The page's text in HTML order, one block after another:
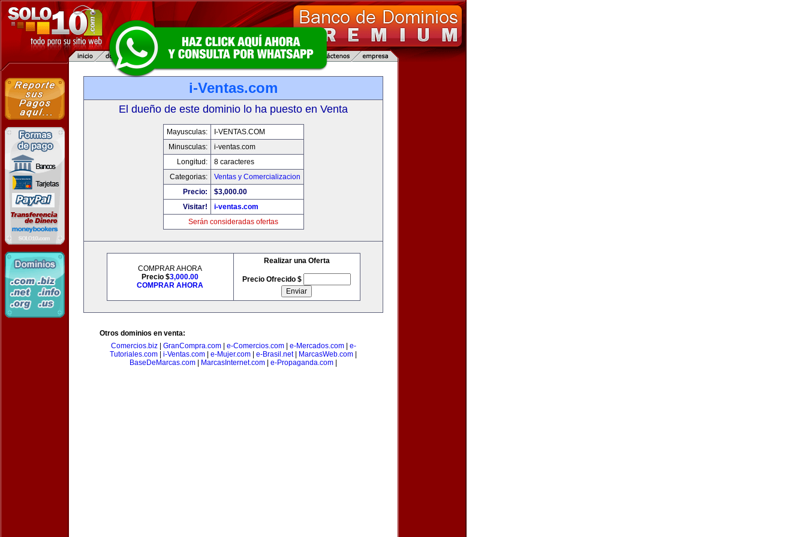
i-Ventas.com
El dueño de este dominio lo ha puesto en Venta
Mayusculas:
I-VENTAS.COM
Minusculas:
i-ventas.com
Longitud:
8 caracteres
Categorias:
Ventas y Comercializacion
Precio:
$3,000.00
Visitar!
i-ventas.com
Serán consideradas ofertas
COMPRAR AHORA
Precio $3,000.00
COMPRAR AHORA
Realizar una Oferta
Precio Ofrecido $
Otros dominios en venta:
Comercios.biz| GranCompra.com| e-Comercios.com| e-Mercados.com| e-
Tutoriales.com
i-Ventas.com e-Mujer.com e-Brasil.net| MarcasWeb.com
BaseDeMarcas.com
MarcasInternet.com e-Propaganda.com